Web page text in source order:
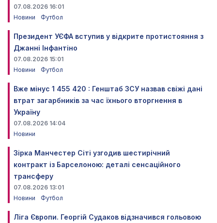
07.08.2026 16:01
Новини
Футбол
Президент УЄФА вступив у відкрите протистояння з
Джанні Інфантіно
07.08.2026 15:01
Новини
Футбол
Вже мінус 1 455 420 : Генштаб ЗСУ назвав свіжі дані
втрат загарбників за час їхнього вторгнення в
Україну
07.08.2026 14:04
Новини
Зірка Манчестер Сіті узгодив шестирічний
контракт із Барселоною: деталі сенсаційного
трансферу
07.08.2026 13:01
Новини
Футбол
Ліга Європи. Георгій Судаков відзначився гольовою